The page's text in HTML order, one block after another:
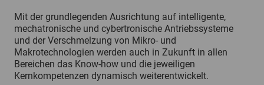
Mit der grundlegenden Ausrichtung auf intelligente,
mechatronische und cybertronische Antriebssysteme
und der Verschmelzung von Mikro- und
Makrotechnologien werden auch in Zukunft in allen
Bereichen das Know-how und die jeweiligen
Kernkompetenzen dynamisch weiterentwickelt.